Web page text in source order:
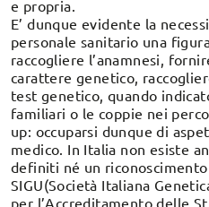
e propria.
E’ dunque evidente la
personale sanitario una
raccogliere l’anamnesi,
carattere genetico,
test genetico, quando
familiari o le coppie nei
up: occuparsi dunque di
medico. In Italia non esiste
definiti né un
SIGU(Società Italiana
per l’Accreditamento delle